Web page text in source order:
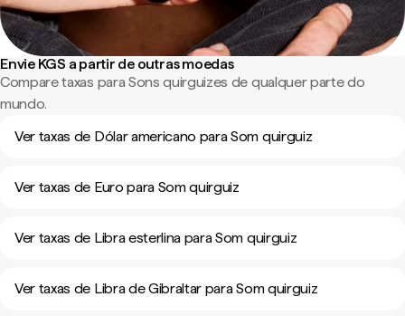
Envie KGS a partir de outras moedas
Compare taxas para Sons quirguizes de qualquer parte do
mundo.
Ver taxas de Dólar americano para Som quirguiz
Ver taxas de Euro para Som quirguiz
Ver taxas de Libra esterlina para Som quirguiz
Ver taxas de Libra de Gibraltar para Som quirguiz